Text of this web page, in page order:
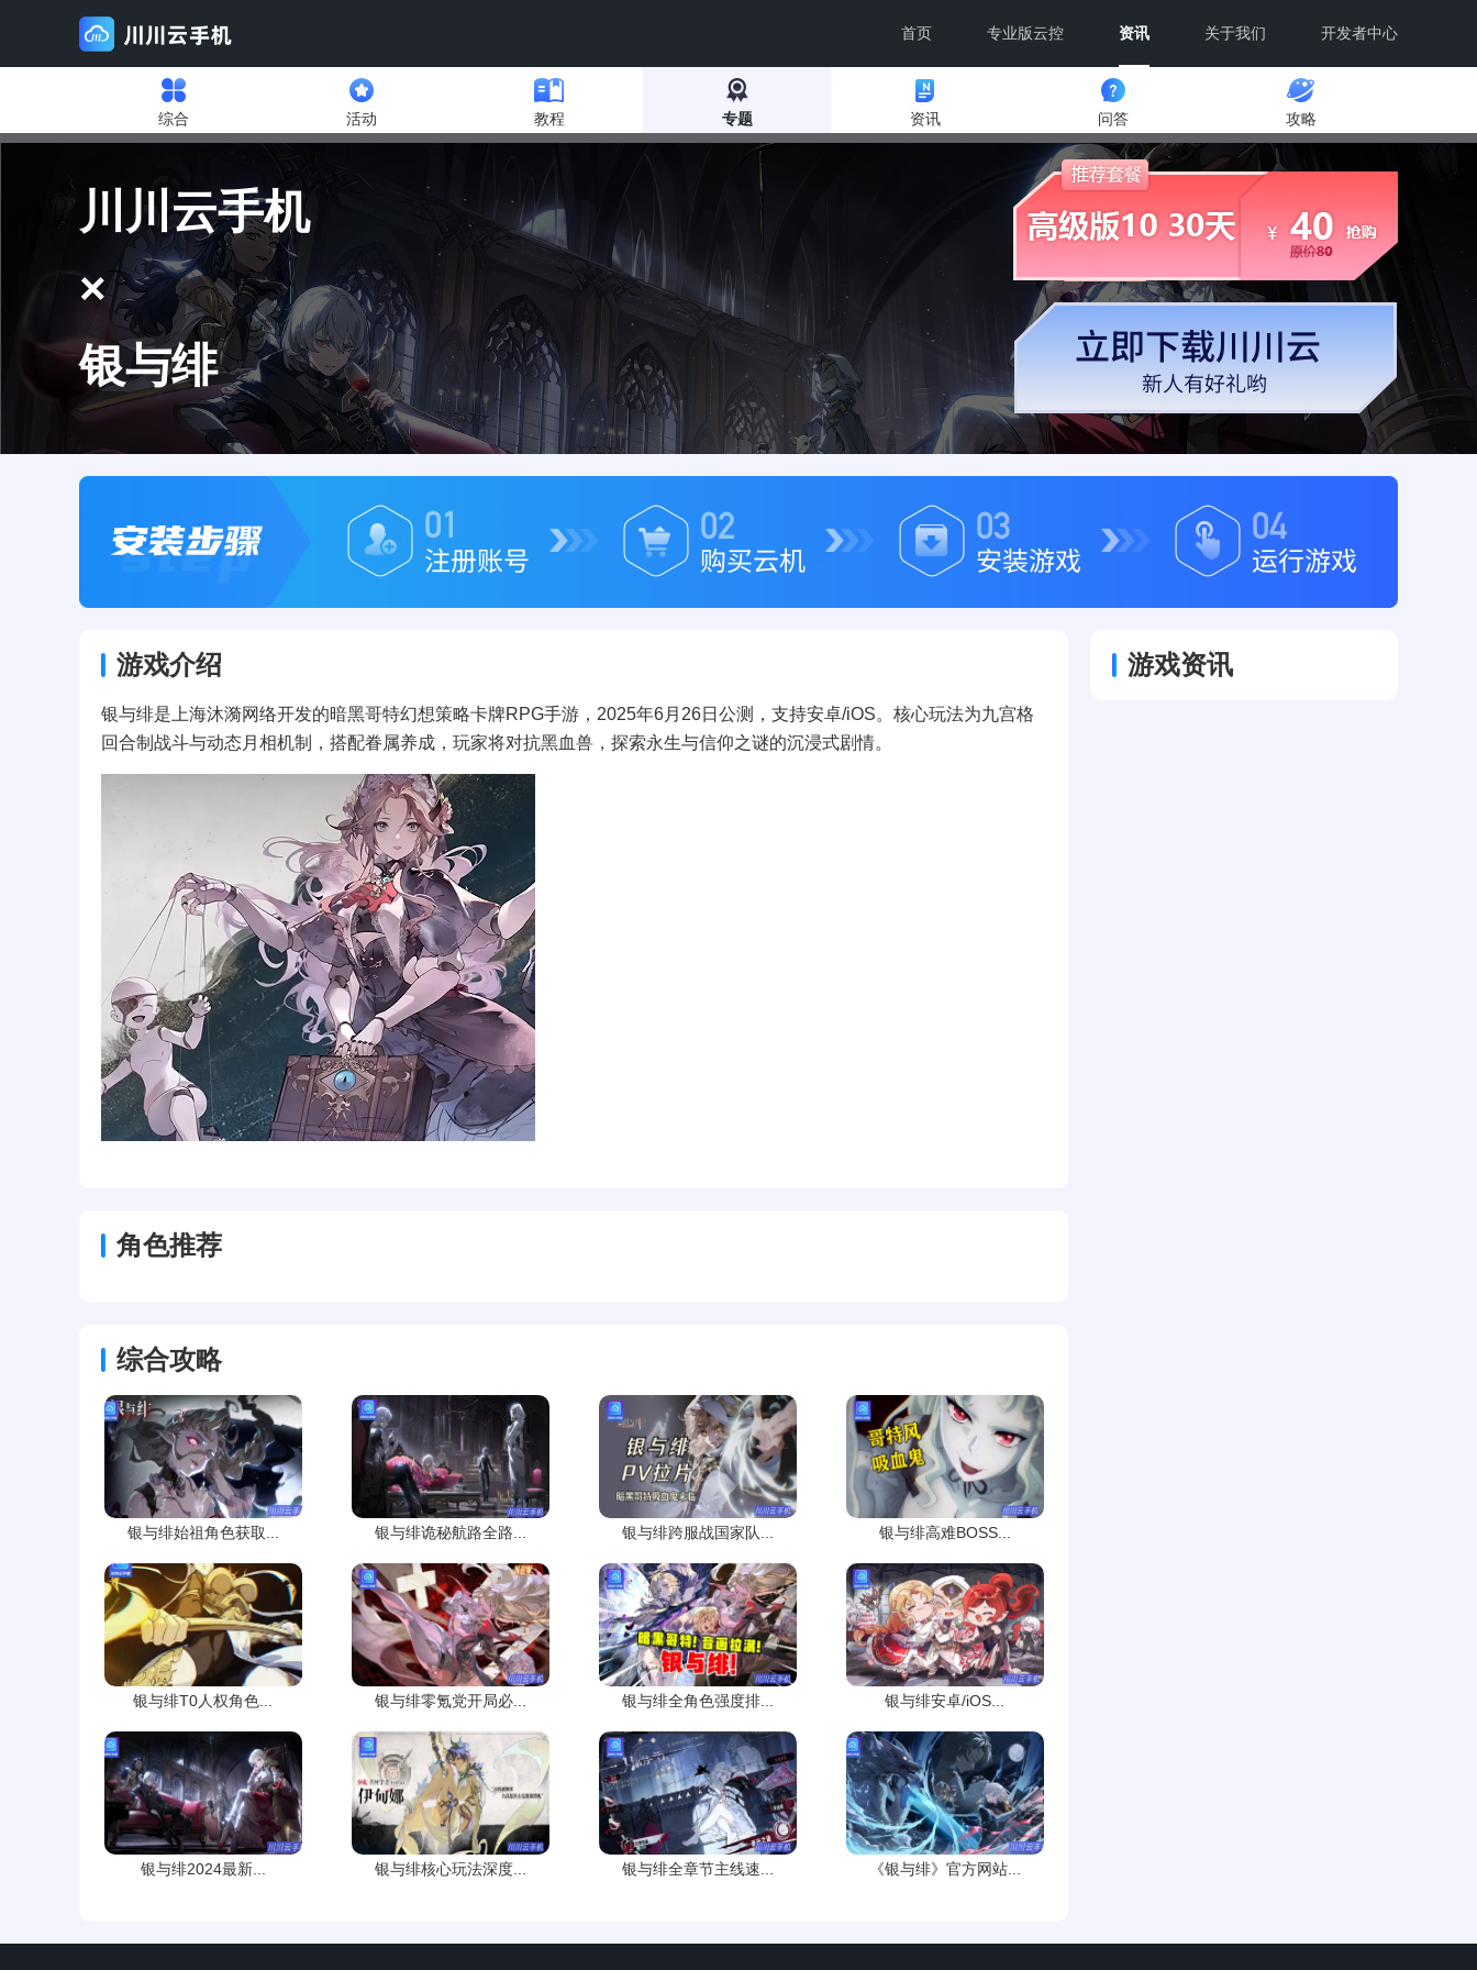
首页 专业版云控 资讯 关于我们 开发者中心
综合 活动 教程 专题 资讯 问答 攻略
川川云手机
×
银与绯
游戏介绍
银与绯是上海沐漪网络开发的暗黑哥特幻想策略卡牌RPG手游，2025年6月26日公测，支持安卓/iOS。核心玩法为九宫格
回合制战斗与动态月相机制，搭配眷属养成，玩家将对抗黑血兽，探索永生与信仰之谜的沉浸式剧情。
角色推荐
综合攻略
银与绯始祖角色获取... 银与绯诡秘航路全路... 银与绯跨服战国家队... 银与绯高难BOSS...
银与绯T0人权角色... 银与绯零氪党开局必... 银与绯全角色强度排... 银与绯安卓/iOS...
银与绯2024最新... 银与绯核心玩法深度... 银与绯全章节主线速... 《银与绯》官方网站...
游戏资讯